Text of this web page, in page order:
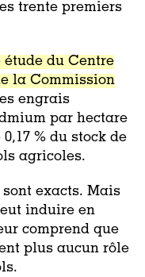
trente premiers
étude du Centre
la Commission
engrais
par hectare
% du stock de
agricoles.
exacts. Mais
induire en
comprend que
plus aucun rôle